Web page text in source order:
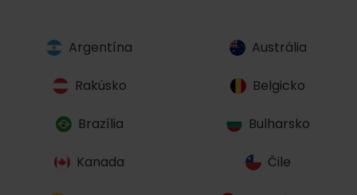
Argentína Austrália
Rakúsko Belgicko
Brazília Bulharsko
Kanada Čile